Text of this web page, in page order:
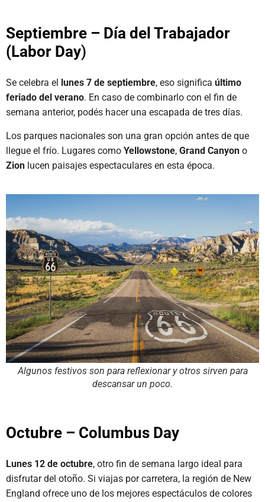
Septiembre – Día del Trabajador
(Labor Day)
Se celebra el lunes 7 de septiembre, eso significa último
feriado del verano. En caso de combinarlo con el fin de
semana anterior, podés hacer una escapada de tres días.
Los parques nacionales son una gran opción antes de que
llegue el frío. Lugares como Yellowstone, Grand Canyon o
Zion lucen paisajes espectaculares en esta época.
Algunos festivos son para reflexionar y otros sirven para
descansar un poco.
Octubre – Columbus Day
Lunes 12 de octubre, otro fin de semana largo ideal para
disfrutar del otoño. Si viajas por carretera, la región de New
England ofrece uno de los mejores espectáculos de colores